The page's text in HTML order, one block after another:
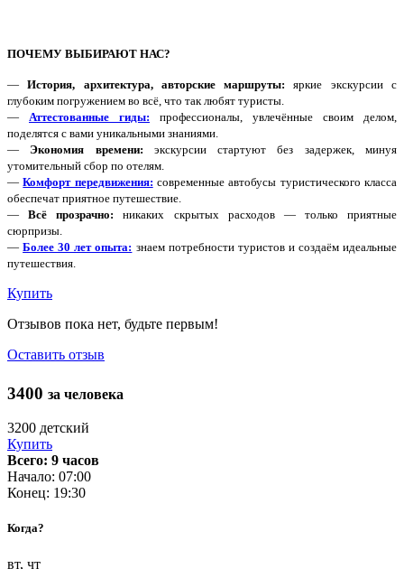
ПОЧЕМУ ВЫБИРАЮТ НАС?
—История, архитектура, авторские маршруты: яркие экскурсии с
глубоким погружением во всё, что так любят туристы.
— Аттестованные гиды: профессионалы, увлечённые своим делом,
поделятся с вами уникальными знаниями.
— Экономия времени: экскурсии стартуют без задержек, минуя
утомительный сбор по отелям.
—Комфорт передвижения: современные автобусы туристического класса
обеспечат приятное путешествие.
—Всё прозрачно: никаких скрытых расходов — только приятные
сюрпризы.
—Более 30 лет опыта: знаем потребности туристов и создаём идеальные
путешествия.
Купить
Отзывов пока нет, будьте первым!
Оставить отзыв
3400 за человека
3200 детский
Купить
Всего: 9 часов
Начало: 07:00
Конец: 19:30
Когда?
вт, чт